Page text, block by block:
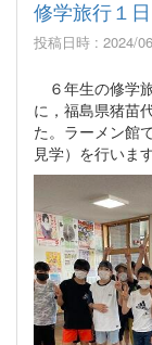
修学旅行１日
投稿日時 : 2024/
６年生の修学
に，福島県猪苗
た。ラーメン館
見学）を行います